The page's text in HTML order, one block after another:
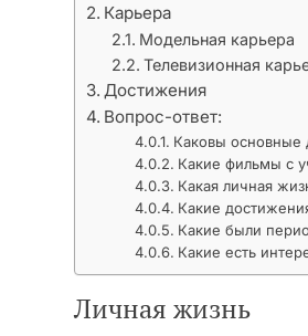
Карьера
Модельная карьера
Телевизионная
Достижения
Вопрос-ответ:
Каковы основные
Какие фильмы с
Какая личная
Какие
Какие были
Какие есть
Личная жизнь